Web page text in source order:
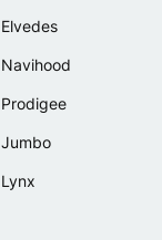
Elvedes
Navihood
Prodigee
Jumbo
Lynx